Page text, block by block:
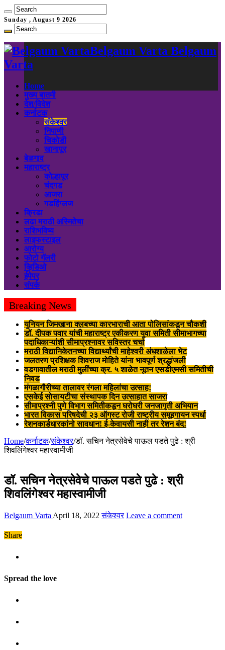
Sunday , August 9 2026
Belgaum Varta Belgaum
Varta
Home
मुख्य बातमी
देश/विदेश
कर्नाटक
संकेश्वर
निपाणी
चिकोडी
खानापूर
बेळगाव
महाराष्ट्र
कोल्हापूर
चंदगड
आजरा
गडहिंग्लज
क्रिडा
लढा मराठी अस्मितेचा
राशिभविष्य
लाइफस्टाइल
आरोग्य
फोटो गॅलरी
व्हिडिओ
ईपेपर
संपर्क
Breaking News
युनियन जिमखाना क्लबच्या कारभाराची आता पोलिसांकडून चौकशी
डॉ. दीपक पवार यांची महाराष्ट्र एकीकरण युवा समिती सीमाभागच्या
पदाधिकाऱ्यांशी सीमाप्रश्नावर सविस्तर चर्चा
मराठी विद्यानिकेतनच्या विद्यार्थ्यांची माहेश्वरी अंधशाळेला भेट
जलतरण प्रशिक्षक शिवराज मोहिते यांना भावपूर्ण श्रद्धांजली
वडगावातील मराठी मुलींच्या क्र. ५ शाळेत नूतन एसडीएमसी समितीची
निवड
मंगळागौरीच्या तालावर रंगला महिलांचा उत्साह!
एसकेई सोसायटीचा संस्थापक दिन उत्साहात साजरा
सीमाप्रश्नी पुणे विभाग समितीकडून घरोघरी जनजागृती अभियान
भारत विकास परिषदेची २३ ऑगस्ट रोजी राष्ट्रीय समूहगायन स्पर्धा
रेशनकार्डधारकांनो सावधान! ई-केवायसी नाही तर रेशन बंद!
Home/कर्नाटक/संकेश्वर/डॉ. सचिन नेत्रसेवेचे पाऊल पडते पुढे : श्री
शिवलिंगेश्वर महास्वामीजी
डॉ. सचिन नेत्रसेवेचे पाऊल पडते पुढे : श्री
शिवलिंगेश्वर महास्वामीजी
Belgaum Varta April 18, 2022 संकेश्वर Leave a comment
Share
Spread the love